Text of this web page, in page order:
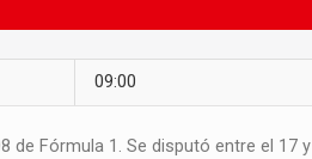
09:00
de Fórmula 1. Se disputó entre el 17 y